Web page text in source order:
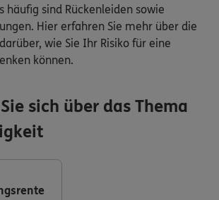
Zum Kundenportal
Leistungsfall melden
häufig sind Rückenleiden sowie
Hier erfahren Sie mehr über die
wie Sie Ihr Risiko für eine
können.
sich über das Thema